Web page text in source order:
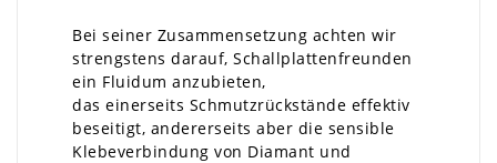
Bei seiner Zusammensetzung achten wir
strengstens darauf, Schallplattenfreunden
ein Fluidum anzubieten,
das einerseits Schmutzrückstände effektiv
beseitigt, andererseits aber die sensible
Klebeverbindung von Diamant und